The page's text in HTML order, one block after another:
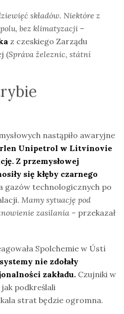
składów. Niektóre z
bez klimatyzacji –
z czeskiego Zarządu
(Správa železnic, státní
nastąpiło awaryjne
Unipetrol w Litvínovie
Z przemysłowej
się kłęby czarnego
gazów technologicznych po
Mamy sytuację pod
zasilania – przekazał
Spolchemie w Ústí
nie zdołały
zakładu. Czujniki w
jak podkreślali
strat będzie ogromna.